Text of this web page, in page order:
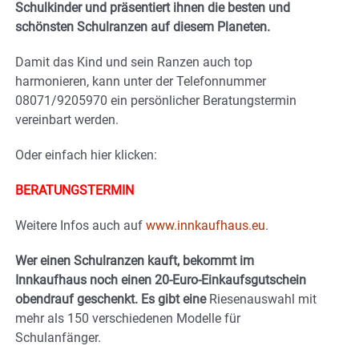
Schulkinder und präsentiert ihnen die besten und
schönsten Schulranzen auf diesem Planeten.
Damit das Kind und sein Ranzen auch top
harmonieren, kann unter der Telefonnummer
08071/9205970 ein persönlicher Beratungstermin
vereinbart werden.
Oder einfach hier klicken:
BERATUNGSTERMIN
Weitere Infos auch auf www.innkau­fhaus.eu.
Wer einen Schulranzen kauft, bekommt im
Innkaufhaus noch einen 20-Euro-Einkaufsgutschein
obendrauf geschenkt. Es gibt eine Riesenauswahl mit
mehr als 150 verschiedenen Modelle für
Schulanfänger.